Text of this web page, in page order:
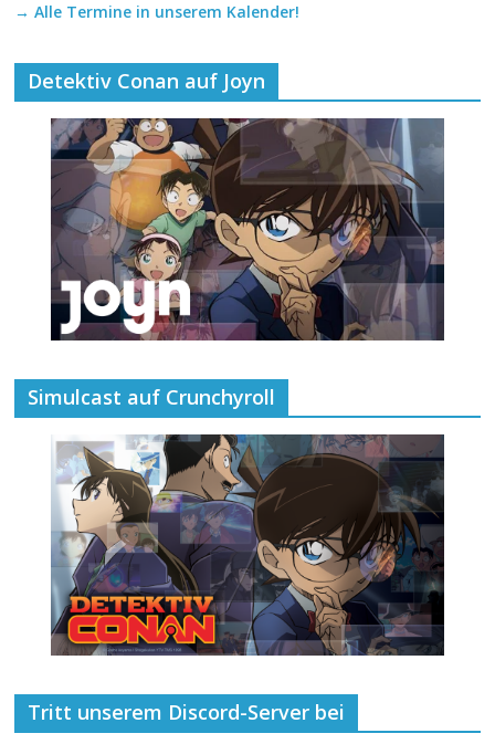
→ Alle Termine in unserem Kalender!
Detektiv Conan auf Joyn
Simulcast auf Crunchyroll
Tritt unserem Discord-Server bei